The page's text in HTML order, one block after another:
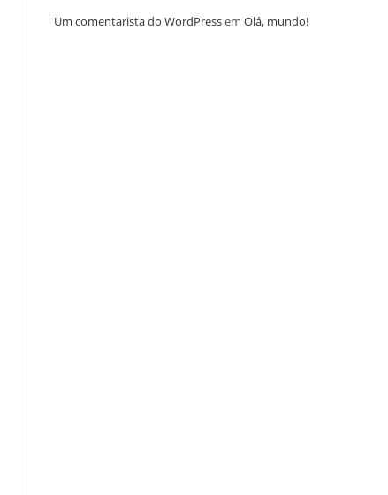
Um comentarista do WordPressem Olá, mundo!